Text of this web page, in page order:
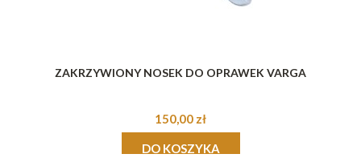
ZAKRZYWIONY NOSEK DO OPRAWEK VARGA
150,00 zł
DO KOSZYKA